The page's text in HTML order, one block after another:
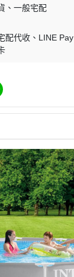
一般宅配
配代收
LINE Pay